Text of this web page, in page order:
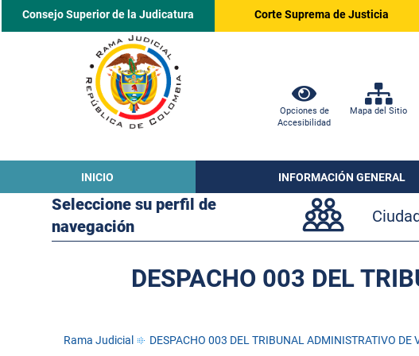
Consejo Superior de la Judicatura Corte Suprema de Justicia
Opciones de
Accesibilidad
Mapa del Sitio
INICIO INFORMACIÓN GENERAL
Seleccione su perfil de
navegación
DESPACHO 003 DEL
Rama Judicial DESPACHO 003 DEL TRIBUNAL ADMINISTRATIVO DE